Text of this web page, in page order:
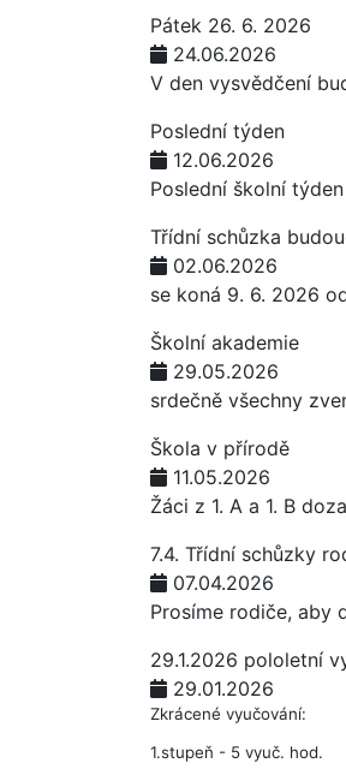
Pátek 26. 6. 2026
24.06.2026
V den vysvědčení
Poslední týden
12.06.2026
Poslední školní
Třídní schůzka
02.06.2026
se koná 9. 6. 2026
Školní akademie
29.05.2026
srdečně všechny
Škola v přírodě
11.05.2026
Žáci z 1. A a 1. B
7.4. Třídní schůzky
07.04.2026
Prosíme rodiče, aby
29.1.2026 pololetní
29.01.2026
Zkrácené vyučování:
1.stupeň - 5 vyuč. hod.